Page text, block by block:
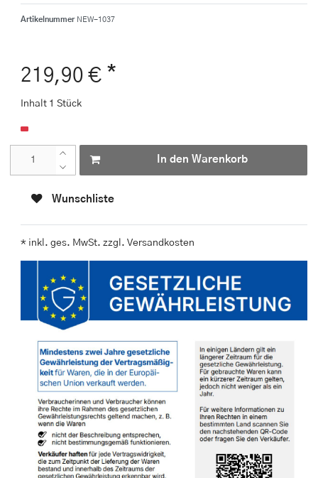
Artikelnummer NEW-1037
219,90 € *
Inhalt 1 Stück
In den Warenkorb
Wunschliste
* inkl. ges. MwSt. zzgl. Versandkosten